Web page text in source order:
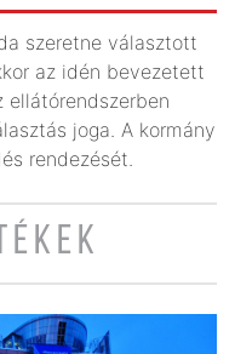
szeretne választott
az idén bevezetett
ellátórendszerben
joga. A kormány
rendezését.